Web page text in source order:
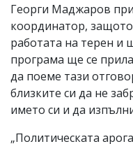
Георги Маджаров
координатор,
работата на терен и
програма ще се
да поеме тази
близките си да не
името си и да
„Политическата